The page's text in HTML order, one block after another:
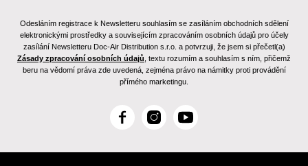
Odesláním registrace k Newsletteru souhlasím se zasíláním obchodních sdělení
elektronickými prostředky a souvisejícím zpracováním osobních údajů pro účely
zasílání Newsletteru Doc-Air Distribution s.r.o. a potvrzuji, že jsem si přečetl(a)
Zásady zpracování osobních údajů , textu rozumím a souhlasím s ním, přičemž
beru na vědomí práva zde uvedená, zejména právo na námitky proti provádění
přímého marketingu.
F
c
I
s
Y
u